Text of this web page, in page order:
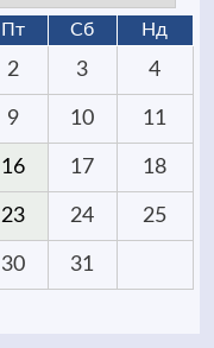
Пт Сб Нд
2 3 4
9 10 11
16 17 18
23 24 25
30 31